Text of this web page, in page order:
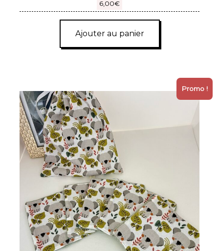
6,00€
Ajouter au panier
Promo !